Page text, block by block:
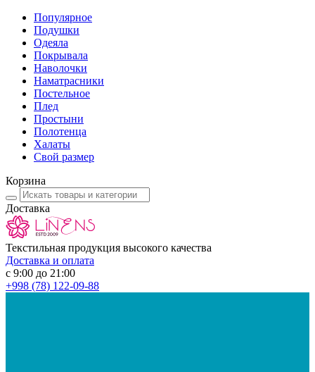
Популярное
Подушки
Одеяла
Покрывала
Наволочки
Наматрасники
Постельное
Плед
Простыни
Полотенца
Халаты
Свой размер
Корзина
Доставка
Текстильная продукция высокого качества
Доставка и оплата
с 9:00 до 21:00
+998 (78) 122-09-88